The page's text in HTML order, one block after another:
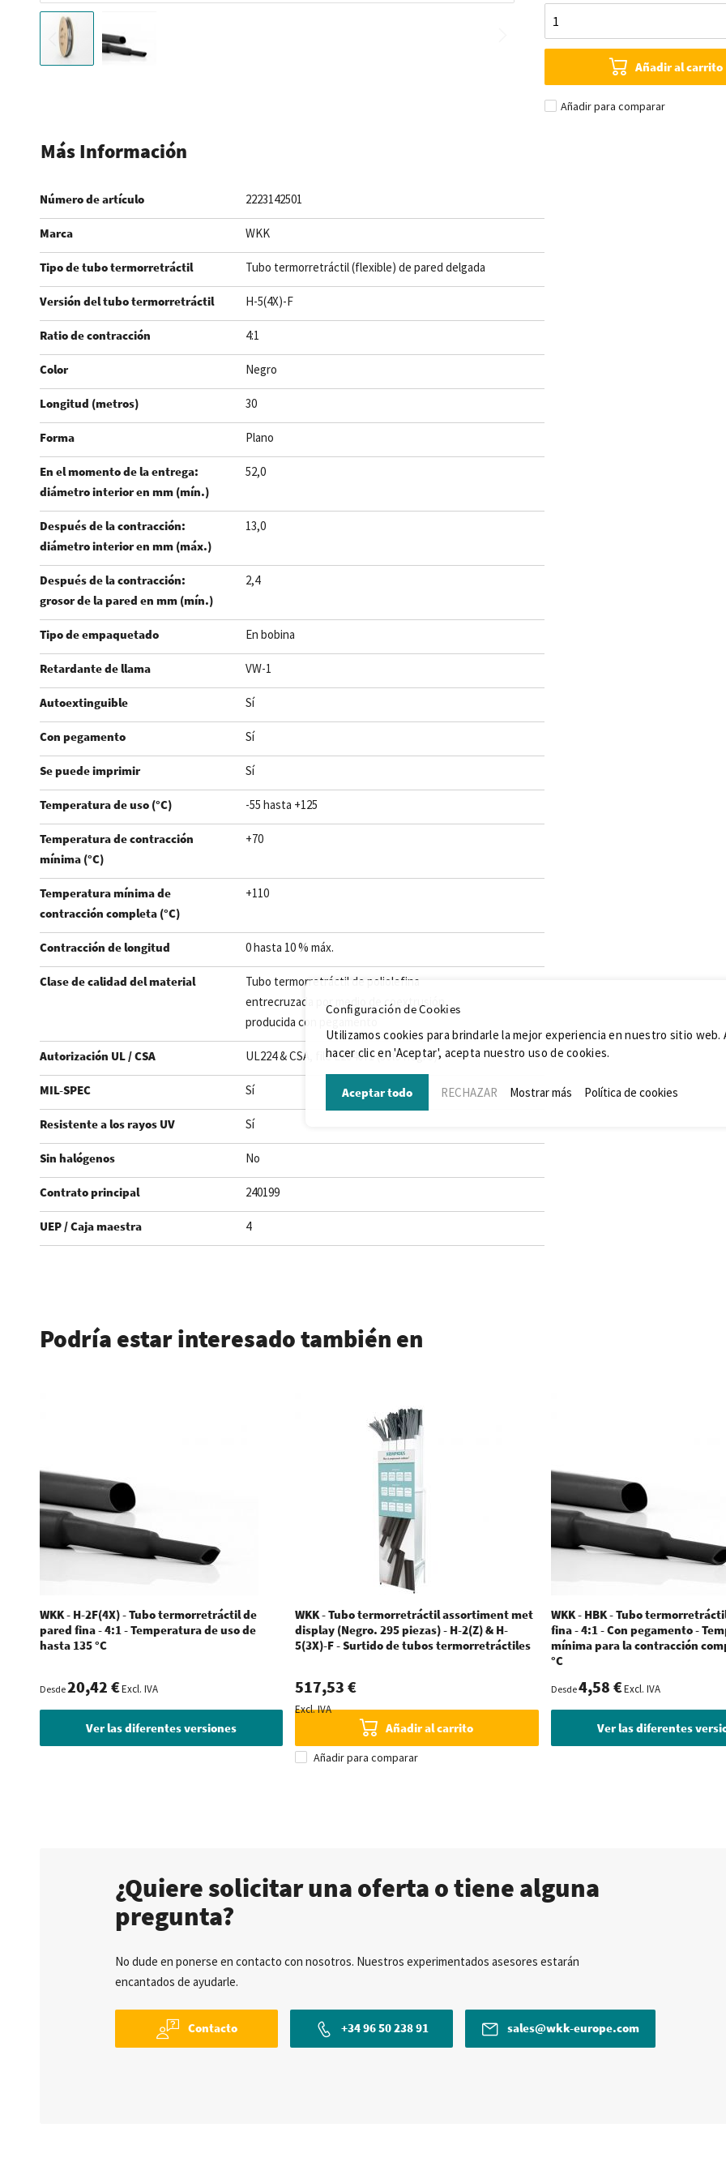
de
de
Añadir al carrito
Añadir para comparar
Más Información
Número de artículo 2223142501
Marca WKK
Tipo de tubo termorretráctil Tubo termorretráctil (flexible) de pared delgada
Versión del tubo termorretráctil H-5(4X)-F
Ratio de contracción 4:1
Color Negro
Longitud (metros) 30
Forma Plano
En el momento de la entrega:
diámetro interior en mm (mín.)
52,0
Después de la contracción:
diámetro interior en mm (máx.)
13,0
Después de la contracción:
grosor de la pared en mm (mín.)
2,4
Tipo de empaquetado En bobina
Retardante de llama VW-1
Autoextinguible Sí
Con pegamento Sí
Se puede imprimir Sí
Temperatura de uso (°C) -55 hasta +125
Temperatura de contracción
mínima (°C)
+70
Temperatura mínima de
contracción completa (°C)
+110
Contracción de longitud 0 hasta 10 % máx.
Clase de calidad del material
Tubo termorretráctil de poliolefina
entrecruzada por medio de coextrusión
producida con pegamento
Autorización UL / CSA UL224 & CSA, file E204071 (sólo negro)
MIL-SPEC Sí
Resistente a los rayos UV Sí
Sin halógenos No
Contrato principal 240199
UEP / Caja maestra 4
Podría estar interesado también en
WKK - H-2F(4X) - Tubo termorretráctil de
pared fina - 4:1 - Temperatura de uso de
hasta 135 °C
Desde20,42 €Excl. IVA
Ver las diferentes versiones
WKK - Tubo termorretráctil assortiment met
display (Negro. 295 piezas) - H-2(Z) & H-
5(3X)-F - Surtido de tubos termorretráctiles
517,53 €
Excl. IVA
Añadir al carrito
Añadir para comparar
WKK - HBK - Tubo
fina - 4:1 - Con pegamento -
mínima para la contracción
°C
Desde4,58 €Excl. IVA
Ver las diferentes
¿Quiere solicitar una oferta o tiene alguna
pregunta?
No dude en ponerse en contacto con nosotros. Nuestros experimentados asesores estarán
encantados de ayudarle.
Contacto +34 96 50 238 91 sales@wkk-europe.com
Configuración de Cookies
Utilizamos cookies para brindarle la mejor experiencia en nuestro sitio web.
hacer clic en 'Aceptar', acepta nuestro uso de cookies.
Aceptar todo RECHAZAR Mostrar más Política de cookies